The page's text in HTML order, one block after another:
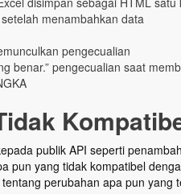
menambahkan data
pengecualian
benar.” pengecualian saat
publik API seperti
pun yang tidak kompatibel
perubahan apa pun yang